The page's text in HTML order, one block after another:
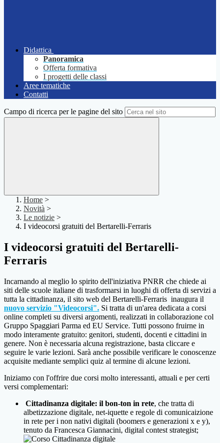
Didattica
Panoramica
Offerta formativa
I progetti delle classi
Aree tematiche
Contatti
Campo di ricerca per le pagine del sito
Home >
Novità >
Le notizie >
I videocorsi gratuiti del Bertarelli-Ferraris
I videocorsi gratuiti del Bertarelli-
Ferraris
Incarnando al meglio lo spirito dell'iniziativa PNRR che chiede ai
siti delle scuole italiane di trasformarsi in luoghi di offerta di servizi a
tutta la cittadinanza, il sito web del Bertarelli-Ferraris inaugura il
nuovo servizio "Videocorsi". Si tratta di un'area dedicata a corsi
online completi su diversi argomenti, realizzati in collaborazione col
Gruppo Spaggiari Parma ed EU Service. Tutti possono fruirne in
modo interamente gratuito: genitori, studenti, docenti e cittadini in
genere. Non è necessaria alcuna registrazione, basta cliccare e
seguire le varie lezioni. Sarà anche possibile verificare le conoscenze
acquisite mediante semplici quiz al termine di alcune lezioni.
Iniziamo con l'offrire due corsi molto interessanti, attuali e per certi
versi complementari:
Cittadinanza digitale: il bon-ton in rete, che tratta di
albetizzazione digitale, net-iquette e regole di comunicaizione
in rete per i non nativi digitali (boomers e generazioni x e y),
tenuto da Francesca Giannacini, digital contest strategist;